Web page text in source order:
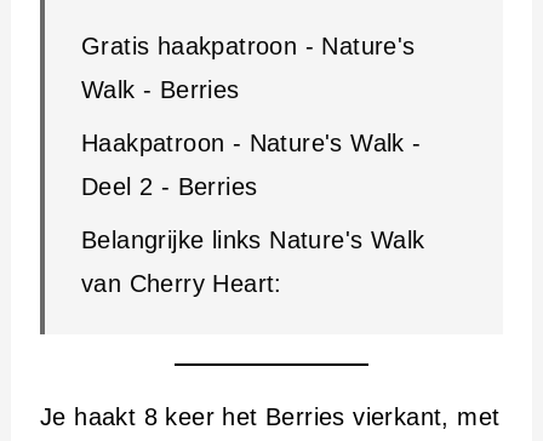
Gratis haakpatroon - Nature's
Walk - Berries
Haakpatroon - Nature's Walk -
Deel 2 - Berries
Belangrijke links Nature's Walk
van Cherry Heart:
Je haakt 8 keer het Berries vierkant, met